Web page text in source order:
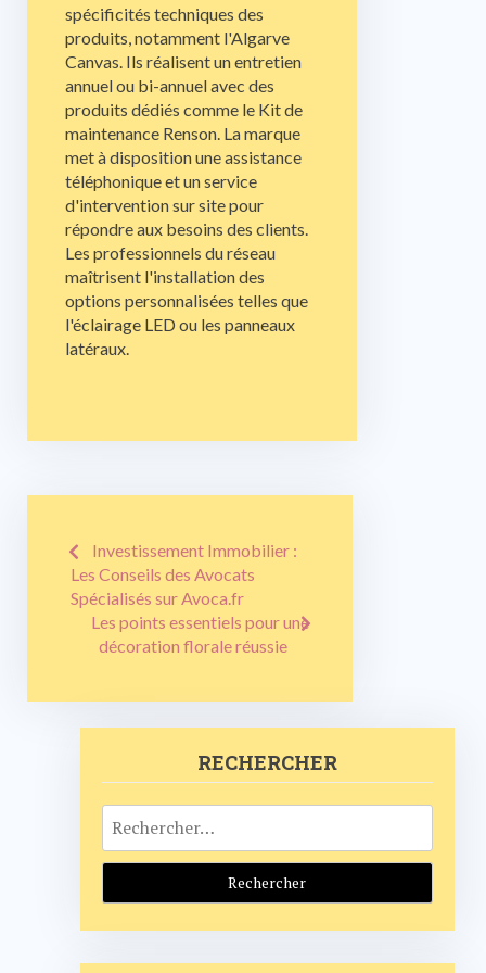
spécificités techniques des
produits, notamment l'Algarve
Canvas. Ils réalisent un entretien
annuel ou bi-annuel avec des
produits dédiés comme le Kit de
maintenance Renson. La marque
met à disposition une assistance
téléphonique et un service
d'intervention sur site pour
répondre aux besoins des clients.
Les professionnels du réseau
maîtrisent l'installation des
options personnalisées telles que
l'éclairage LED ou les panneaux
latéraux.
Navigation
de
l’article
Investissement Immobilier :
Les Conseils des Avocats
Spécialisés sur Avoca.fr
Les points essentiels pour une
décoration florale réussie
RECHERCHER
Rechercher :